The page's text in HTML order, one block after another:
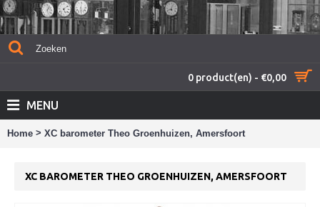
0 product(en) - €0,00
MENU
Home > XC barometer Theo Groenhuizen, Amersfoort
XC BAROMETER THEO GROENHUIZEN, AMERSFOORT